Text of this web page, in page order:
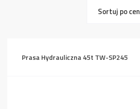
ceny:
niskiej
Prasa Hydrauliczna 45t TW-SP245